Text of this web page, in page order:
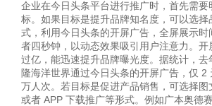
企业在今日头条平台进行推广时，首先需要
标。如果目标是提升品牌知名度，可以选择
式，利用今日头条的开屏广告，全屏展示时
者四秒钟，以动态效果吸引用户注意力。开
过亿，能迅速提升品牌曝光度。据统计，去
隆海洋世界通过今日头条的开屏广告，仅 2
万人次。若目标是促进产品销售，可选择图
或者 APP 下载推广等形式。例如广本奥德